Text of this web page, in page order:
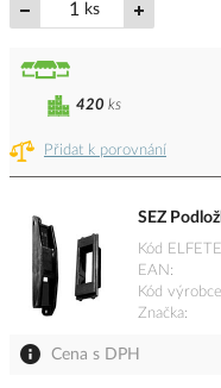
ks
Přidat k porovnání
420 ks
SEZ
Kód
EAN
Kód výrobce
Značka
Cena s DPH